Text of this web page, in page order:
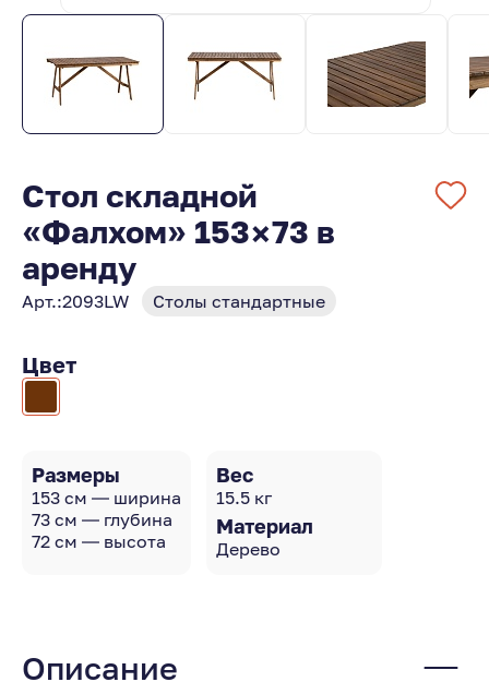
Стол складной
«Фалхом» 153×73 в
аренду
Арт.:2093LW Столы стандартные
Цвет
Размеры
153 см — ширина
73 см — глубина
72 см — высота
Вес
15.5 кг
Материал
Дерево
Описание